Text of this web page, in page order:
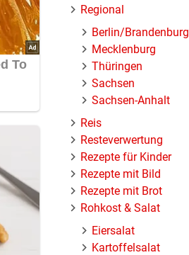
Regional
Berlin/Brandenburg
Mecklenburg
Thüringen
Sachsen
Sachsen-Anhalt
Reis
Resteverwertung
Rezepte für Kinder
Rezepte mit Bild
Rezepte mit Brot
Rohkost & Salat
Eiersalat
Kartoffelsalat